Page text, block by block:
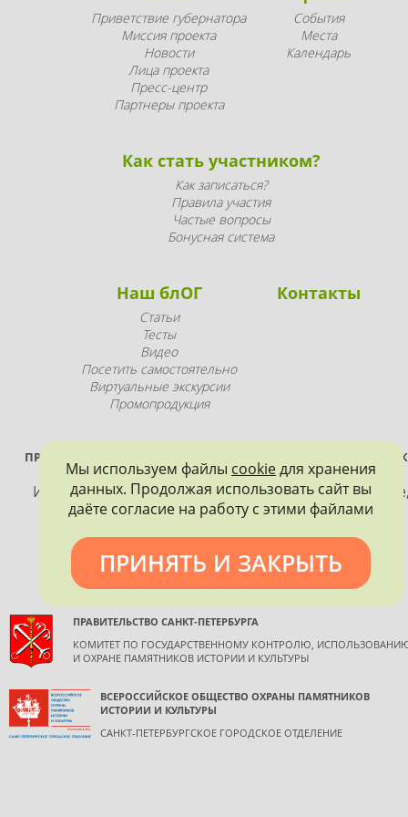
Приветствие губернатора
Миссия проекта
Новости
Лица проекта
Пресс-центр
Партнеры проекта
События
Места
Календарь
Как стать участником?
Как записаться?
Правила участия
Частые вопросы
Бонусная система
Наш блОГ
Статьи
Тесты
Видео
Посетить самостоятельно
Виртуальные экскурсии
Промопродукция
Контакты
ПРОЕКТ РЕАЛИЗУЕТСЯ ПРИ ПОДДЕРЖКЕ ПРАВИТЕЛЬСТВА
ПЕТЕРБУРГА
Использование материалов, размещенных на
допускается только с согласия правообладателя и
ПРАВИТЕЛЬСТВО САНКТ-ПЕТЕРБУРГА
КОМИТЕТ ПО ГОСУДАРСТВЕННОМУ КОНТРОЛЮ,
И ОХРАНЕ ПАМЯТНИКОВ ИСТОРИИ И КУЛЬТУРЫ
ВСЕРОССИЙСКОЕ ОБЩЕСТВО ОХРАНЫ ПАМЯТНИКОВ
ИСТОРИИ И КУЛЬТУРЫ
САНКТ-ПЕТЕРБУРГСКОЕ ГОРОДСКОЕ ОТДЕЛЕНИЕ
Мы используем файлы cookieдля хранения
данных. Продолжая использовать сайт вы
даёте согласие на работу с этими файлами
ПРИНЯТЬ И ЗАКРЫТЬ